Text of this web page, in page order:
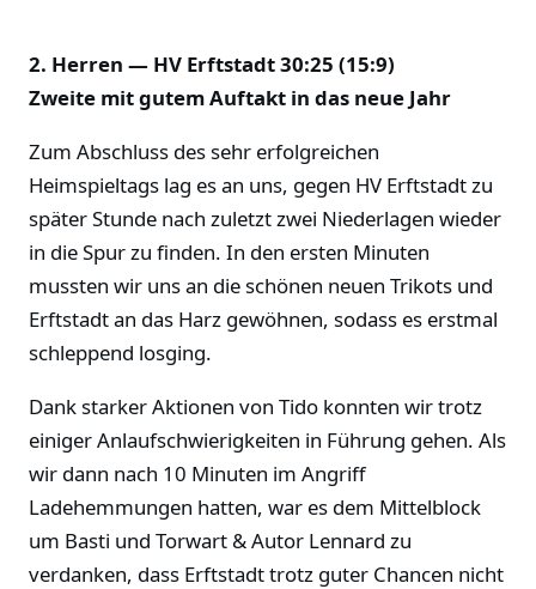
2. Herren — HV Erftstadt 30:25 (15:9)
Zweite mit gutem Auftakt in das neue Jahr
Zum Abschluss des sehr erfolgreichen
Heimspieltags lag es an uns, gegen HV Erftstadt zu
später Stunde nach zuletzt zwei Niederlagen wieder
in die Spur zu finden. In den ersten Minuten
mussten wir uns an die schönen neuen Trikots und
Erftstadt an das Harz gewöhnen, sodass es erstmal
schleppend losging.
Dank starker Aktionen von Tido konnten wir trotz
einiger Anlaufschwierigkeiten in Führung gehen. Als
wir dann nach 10 Minuten im Angriff
Ladehemmungen hatten, war es dem Mittelblock
um Basti und Torwart & Autor Lennard zu
verdanken, dass Erftstadt trotz guter Chancen nicht